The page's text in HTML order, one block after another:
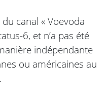
canal « Voevoda
6, et n’a pas été
indépendante
ou américaines au